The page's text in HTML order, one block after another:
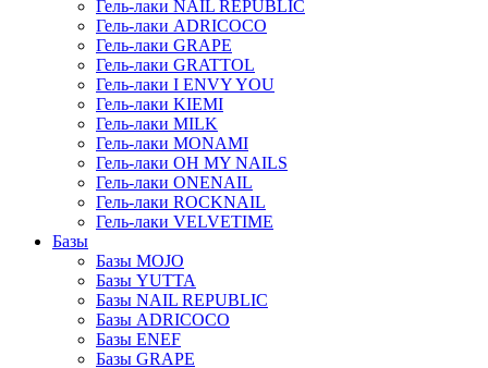
Гель-лаки NAIL REPUBLIC
Гель-лаки ADRICOCO
Гель-лаки GRAPE
Гель-лаки GRATTOL
Гель-лаки I ENVY YOU
Гель-лаки KIEMI
Гель-лаки MILK
Гель-лаки MONAMI
Гель-лаки OH MY NAILS
Гель-лаки ONENAIL
Гель-лаки ROCKNAIL
Гель-лаки VELVETIME
Базы
Базы MOJO
Базы YUTTA
Базы NAIL REPUBLIC
Базы ADRICOCO
Базы ENEF
Базы GRAPE